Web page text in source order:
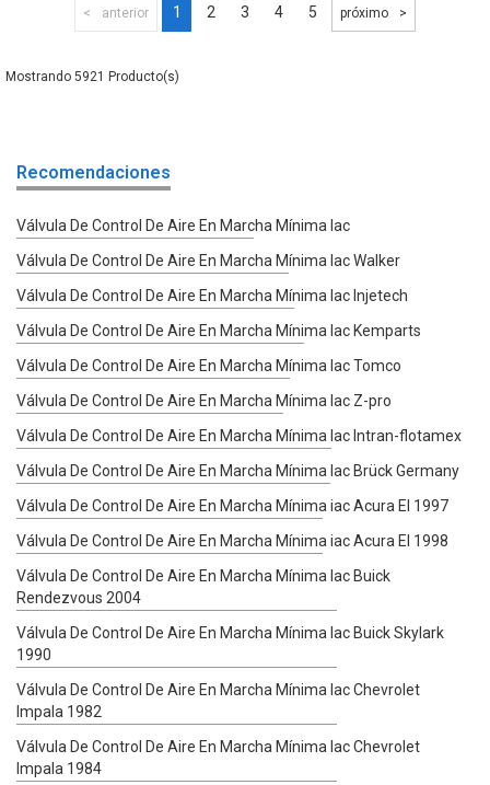
anterior 1 2 3 4 5 próximo
5921
Recomendaciones
Válvula De Control De Aire En Marcha Mínima Iac
Válvula De Control De Aire En Marcha Mínima Iac Walker
Válvula De Control De Aire En Marcha Mínima Iac Injetech
Válvula De Control De Aire En Marcha Mínima Iac Kemparts
Válvula De Control De Aire En Marcha Mínima Iac Tomco
Válvula De Control De Aire En Marcha Mínima Iac Z-pro
Válvula De Control De Aire En Marcha Mínima Iac Intran-flotamex
Válvula De Control De Aire En Marcha Mínima Iac Brück Germany
Válvula De Control De Aire En Marcha Mínima iac Acura El 1997
Válvula De Control De Aire En Marcha Mínima iac Acura El 1998
Válvula De Control De Aire En Marcha Mínima Iac Buick
Rendezvous 2004
Válvula De Control De Aire En Marcha Mínima Iac Buick Skylark
1990
Válvula De Control De Aire En Marcha Mínima Iac Chevrolet
Impala 1982
Válvula De Control De Aire En Marcha Mínima Iac Chevrolet
Impala 1984